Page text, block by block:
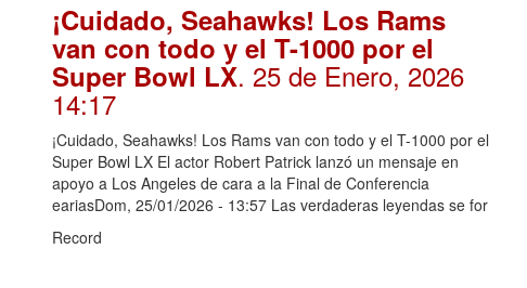
¡Cuidado, Seahawks! Los Rams
van con todo y el T-1000 por el
Super Bowl LX. 25 de Enero, 2026
14:17
¡Cuidado, Seahawks! Los Rams van con todo y el T-1000 por el
Super Bowl LX El actor Robert Patrick lanzó un mensaje en
apoyo a Los Angeles de cara a la Final de Conferencia
eariasDom, 25/01/2026 - 13:57 Las verdaderas leyendas se for
Record